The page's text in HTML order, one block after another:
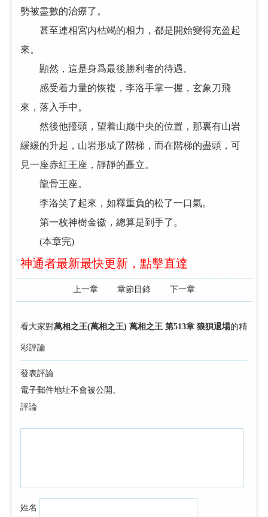
勢被盡數的治療了。
甚至連相宮内枯竭的相力，都是開始變得充盈起
來。
顯然，這是身爲最後勝利者的待遇。
感受着力量的恢複，李洛手掌一握，玄象刀飛
來，落入手中。
然後他擡頭，望着山巅中央的位置，那裏有山岩
緩緩的升起，山岩形成了階梯，而在階梯的盡頭，可
見一座赤紅王座，靜靜的矗立。
龍骨王座。
李洛笑了起來，如釋重負的松了一口氣。
第一枚神樹金徽，總算是到手了。
(本章完)
神通者最新最快更新，點擊直達
上一章 章節目錄 下一章
看大家對萬相之王(萬相之王) 萬相之王 第513章 狼狽退場的精
彩評論
發表評論
電子郵件地址不會被公開。
評論
姓名